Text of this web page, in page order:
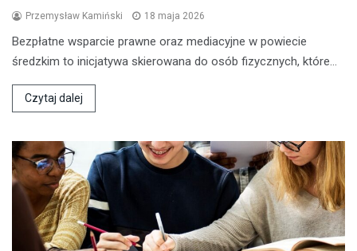
Przemysław Kamiński 18 maja 2026
Bezpłatne wsparcie prawne oraz mediacyjne w powiecie
średzkim to inicjatywa skierowana do osób fizycznych, które…
Czytaj dalej